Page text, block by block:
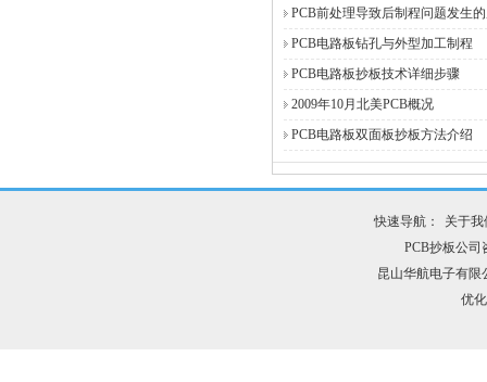
PCB前处理导致后制程问题发生
PCB电路板钻孔与外型加工制程
PCB电路板抄板技术详细步骤
2009年10月北美PCB概况
PCB电路板双面板抄板方法介绍
快速导航：
关于我
PCB抄板公司
昆山华航电子有
优